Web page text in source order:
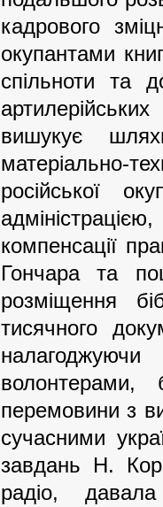
кадрового
окупантами
спільноти та
вишукує
матеріально-
російської
компенсації
Гончара та
розміщення
тисячного
волонтерами,
перемовини з
сучасними
завдань Н.
радіо,